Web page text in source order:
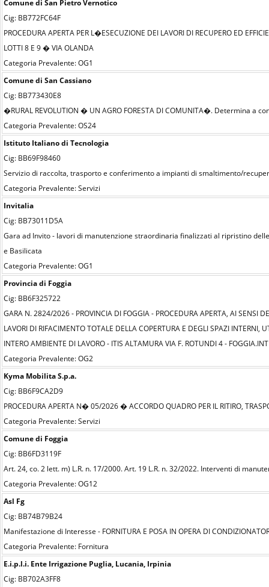
Comune di San Pietro Vernotico
Cig: BB772FC64F
PROCEDURA APERTA PER L�ESECUZIONE DEI LAVORI DI RECUPERO ED
LOTTI 8 E 9 � VIA OLANDA
Categoria Prevalente: OG1
Comune di San Cassiano
Cig: BB773430E8
�RURAL REVOLUTION � UN AGRO FORESTA DI COMUNITA�. Determina a
Categoria Prevalente: OS24
Istituto Italiano di Tecnologia
Cig: BB69F98460
Servizio di raccolta, trasporto e conferimento a impianti di smaltimento/
Categoria Prevalente: Servizi
Invitalia
Cig: BB73011D5A
Gara ad Invito - lavori di manutenzione straordinaria finalizzati al ripristino
e Basilicata
Categoria Prevalente: OG1
Provincia di Foggia
Cig: BB6F325722
GARA N. 2824/2026 - PROVINCIA DI FOGGIA - PROCEDURA APERTA, AI SENSI
LAVORI DI RIFACIMENTO TOTALE DELLA COPERTURA E DEGLI SPAZI
INTERO AMBIENTE DI LAVORO - ITIS ALTAMURA VIA F. ROTUNDI 4 -
Categoria Prevalente: OG2
Kyma Mobilita S.p.a.
Cig: BB6F9CA2D9
PROCEDURA APERTA N� 05/2026 � ACCORDO QUADRO PER IL RITIRO,
Categoria Prevalente: Servizi
Comune di Foggia
Cig: BB6FD3119F
Art. 24, co. 2 lett. m) L.R. n. 17/2000. Art. 19 L.R. n. 32/2022. Interventi di
Categoria Prevalente: OG12
Asl Fg
Cig: BB74B79B24
Manifestazione di Interesse - FORNITURA E POSA IN OPERA DI
Categoria Prevalente: Fornitura
E.i.p.l.i. Ente Irrigazione Puglia, Lucania, Irpinia
Cig: BB702A3FF8